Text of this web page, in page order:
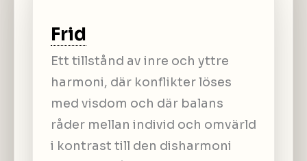
Frid
Ett tillstånd av inre och yttre
harmoni, där konflikter löses
med visdom och där balans
råder mellan individ och omvärld
i kontrast till den disharmoni